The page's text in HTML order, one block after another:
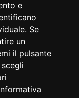
e
Se
un
il pulsante